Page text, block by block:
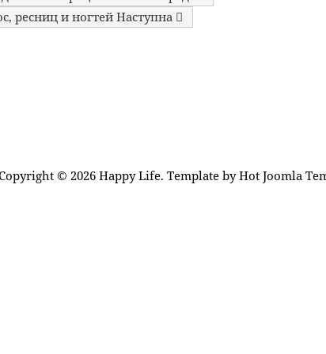
ресниц и ногтей Наступна
© 2026 Happy Life. Template by Hot Joomla